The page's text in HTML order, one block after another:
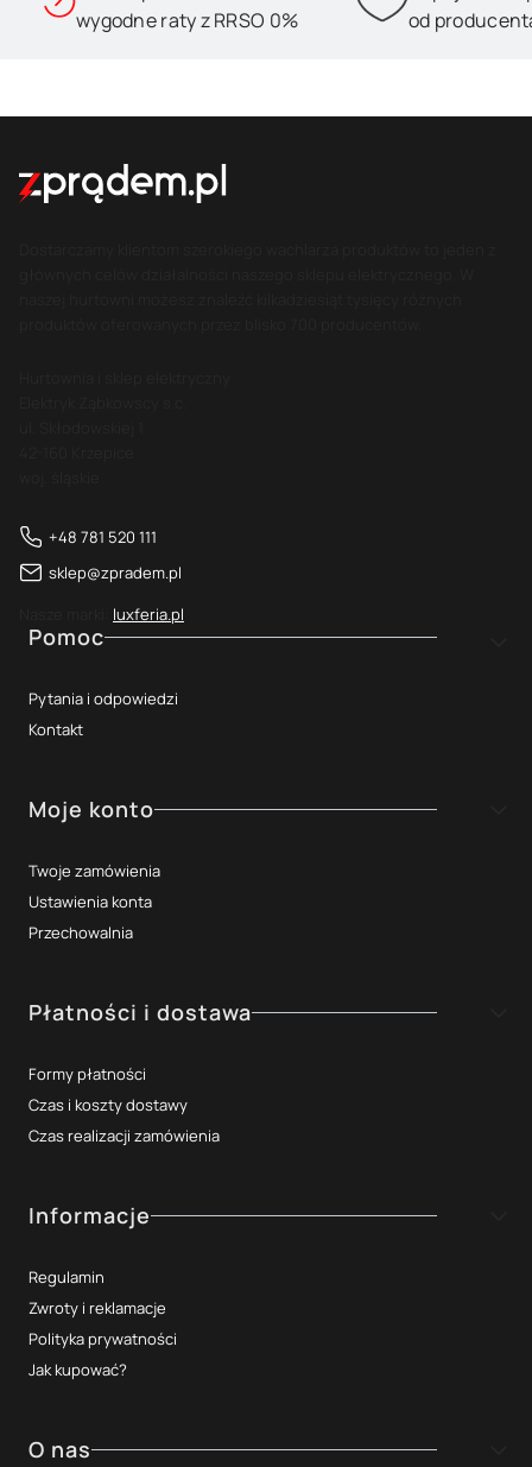
wygodne raty z RRSO 0%
od
+48 781 520 111
sklep@zpradem.pl
luxferia.pl
Linki w stopce
Pomoc
Pytania i odpowiedzi
Kontakt
Moje konto
Twoje zamówienia
Ustawienia konta
Przechowalnia
Płatności i dostawa
Formy płatności
Czas i koszty dostawy
Czas realizacji zamówienia
Informacje
Regulamin
Zwroty i reklamacje
Polityka prywatności
Jak kupować?
O nas